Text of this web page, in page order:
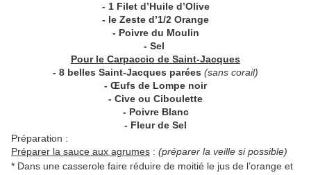
- 1 Filet d’Huile d’Olive
- le Zeste d’1/2 Orange
- Poivre du Moulin
- Sel
Pour le Carpaccio de Saint-Jacques
- 8 belles Saint-Jacques parées (sans corail)
- Œufs de Lompe noir
- Cive ou Ciboulette
- Poivre Blanc
- Fleur de Sel
Préparation :
Préparer la sauce aux agrumes : (préparer la veille si possible)
* Dans une casserole faire réduire de moitié le jus de l’orange et